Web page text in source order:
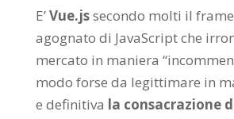
E’Vue.jssecondo molti il
agognato di JavaScript che
mercato in maniera
modo forse da legittimare in
e definitiva la consacrazione